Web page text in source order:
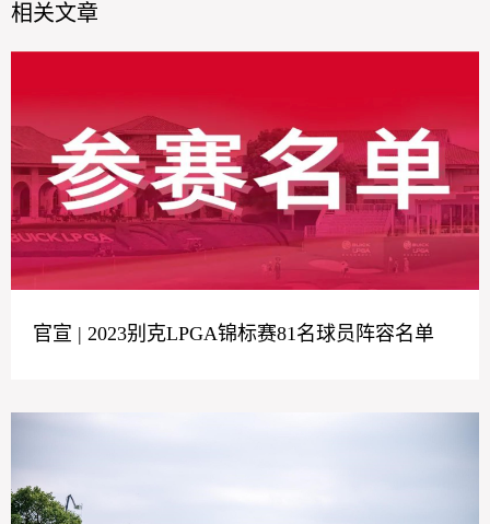
相关文章
官宣 | 2023别克LPGA锦标赛81名球员阵容名单